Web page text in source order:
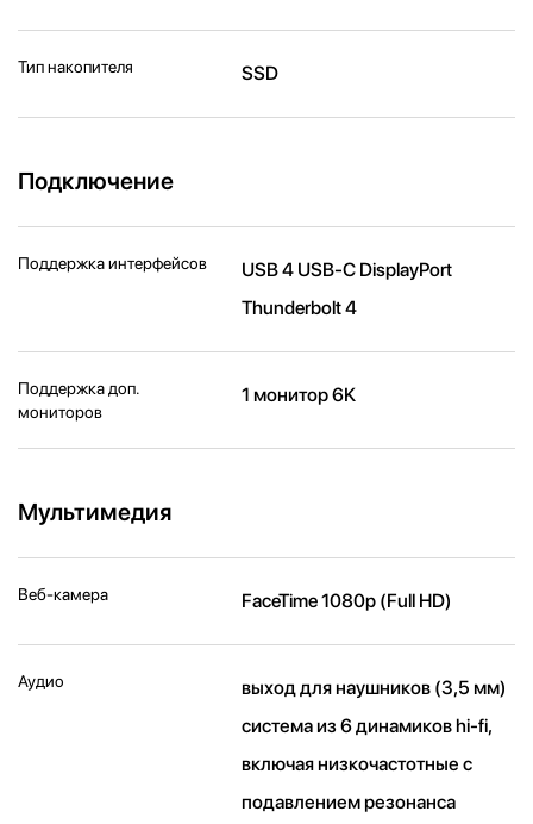
Тип накопителя SSD
Подключение
Поддержка интерфейсов
USB 4 USB-C DisplayPort
Thunderbolt 4
Поддержка доп.
мониторов
1 монитор 6K
Мультимедия
Веб-камера FaceTime 1080p (Full HD)
Аудио
выход для наушников (3,5 мм)
система из 6 динамиков hi-fi,
включая низкочастотные с
подавлением резонанса